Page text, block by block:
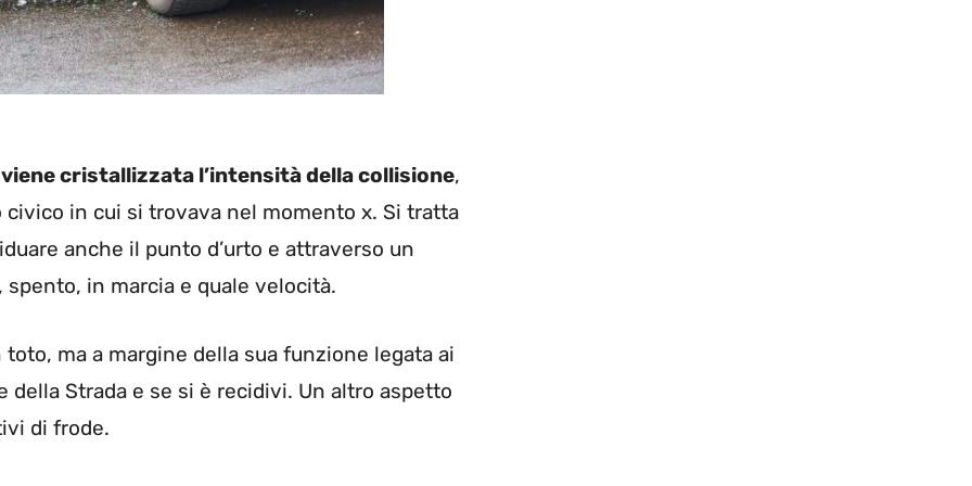
cristallizzata l’intensità della collisione,
civico in cui si trovava nel momento x. Si tratta
anche il punto d’urto e attraverso un
in marcia e quale velocità.
ma a margine della sua funzione legata ai
Strada e se si è recidivi. Un altro aspetto
di frode.